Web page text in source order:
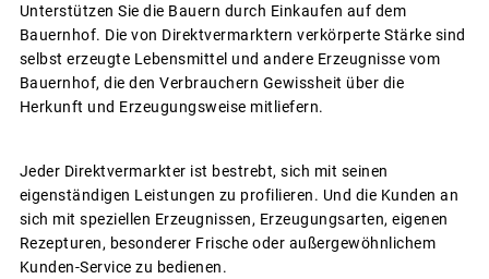
Unterstützen Sie die Bauern durch Einkaufen auf dem
Bauernhof. Die von Direktvermarktern verkörperte Stärke sind
selbst erzeugte Lebensmittel und andere Erzeugnisse vom
Bauernhof, die den Verbrauchern Gewissheit über die
Herkunft und Erzeugungsweise mitliefern.
Jeder Direktvermarkter ist bestrebt, sich mit seinen
eigenständigen Leistungen zu profilieren. Und die Kunden an
sich mit speziellen Erzeugnissen, Erzeugungsarten, eigenen
Rezepturen, besonderer Frische oder außergewöhnlichem
Kunden-Service zu bedienen.